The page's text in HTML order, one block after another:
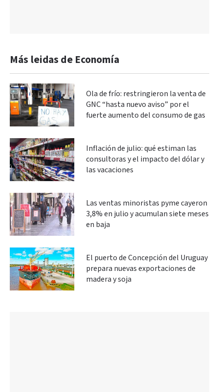
Más leidas de Economía
Ola de frío: restringieron la venta de
GNC “hasta nuevo aviso” por el
fuerte aumento del consumo de gas
Inflación de julio: qué estiman las
consultoras y el impacto del dólar y
las vacaciones
Las ventas minoristas pyme cayeron
3,8% en julio y acumulan siete meses
en baja
El puerto de Concepción del Uruguay
prepara nuevas exportaciones de
madera y soja